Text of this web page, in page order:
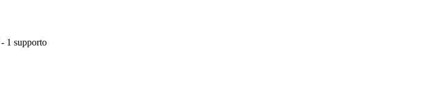
1 supporto